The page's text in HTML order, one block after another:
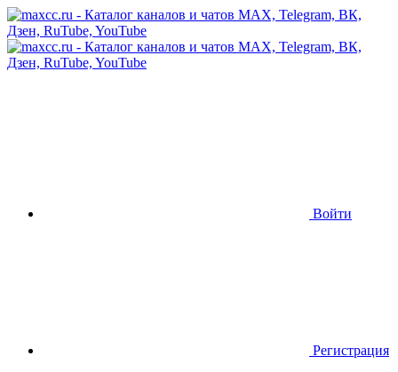
Войти
Регистрация